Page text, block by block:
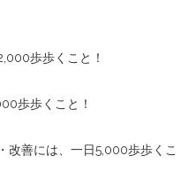
歩歩くこと！
歩歩くこと！
改善には、一日5,000歩歩くこ